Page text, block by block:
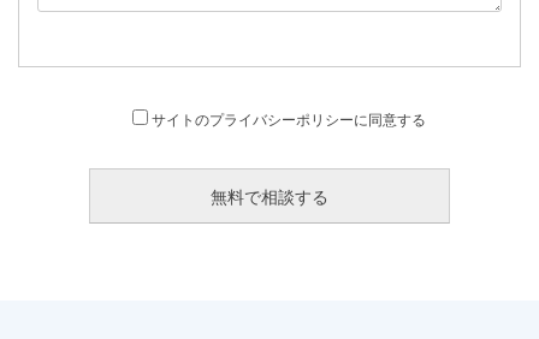
サイトのプライバシーポリシーに同意する